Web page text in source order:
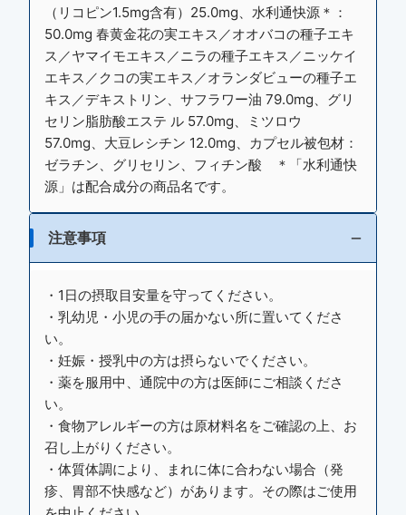
（リコピン1.5mg含有）25.0mg、水利通快源＊：
50.0mg 春黄金花の実エキス／オオバコの種子エキ
ス／ヤマイモエキス／ニラの種子エキス／ニッケイ
エキス／クコの実エキス／オランダビューの種子エ
キス／デキストリン、サフラワー油 79.0mg、グリ
セリン脂肪酸エステ ル 57.0mg、ミツロウ
57.0mg、大豆レシチン 12.0mg、カプセル被包材：
ゼラチン、グリセリン、フィチン酸 ＊「水利通快
源」は配合成分の商品名です。
注意事項
・1日の摂取目安量を守ってください。
・乳幼児・小児の手の届かない所に置いてくださ
い。
・妊娠・授乳中の方は摂らないでください。
・薬を服用中、通院中の方は医師にご相談くださ
い。
・食物アレルギーの方は原材料名をご確認の上、お
召し上がりください。
・体質体調により、まれに体に合わない場合（発
疹、胃部不快感など）があります。その際はご使用